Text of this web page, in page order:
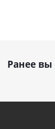
Ранее